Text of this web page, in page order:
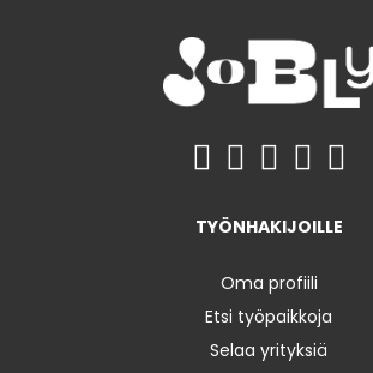
TYÖNHAKIJOILLE
Oma profiili
Etsi työpaikkoja
Selaa yrityksiä